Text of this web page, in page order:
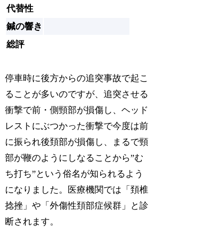
代替性
鍼の響き
総評
停車時に後方からの追突事故で起こ
ることが多いのですが、追突させる
衝撃で前・側頸部が損傷し、ヘッド
レストにぶつかった衝撃で今度は前
に振られ後頚部が損傷し、まるで頸
部が鞭のようにしなることから”む
ち打ち”という俗名が知られるよう
になりました。医療機関では「頚椎
捻挫」や「外傷性頚部症候群」と診
断されます。